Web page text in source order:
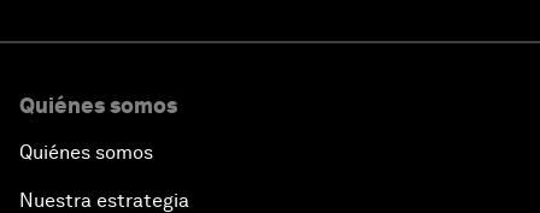
Quiénes somos
Quiénes somos
Nuestra estrategia